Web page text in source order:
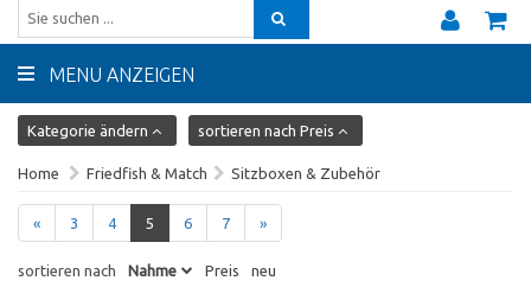
MENU ANZEIGEN
Kategorie ändern sortieren nach Preis
Home Friedfish & Match Sitzboxen & Zubehör
« 3 4 5 6 7 »
sortieren nach Nahme Preis neu